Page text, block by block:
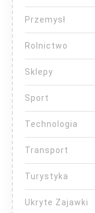
Przemysł
Rolnictwo
Sklepy
Sport
Technologia
Transport
Turystyka
Ukryte Zajawki